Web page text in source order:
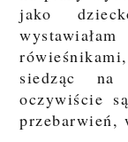
jako
siedząc
oczywiście
przebarwień,